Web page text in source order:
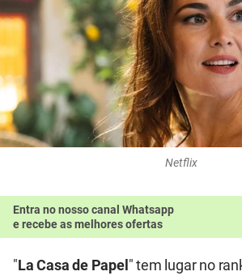
Netflix
Entra no nosso canal Whatsapp
e recebe as melhores ofertas
" La Casa de Papel " tem lugar no